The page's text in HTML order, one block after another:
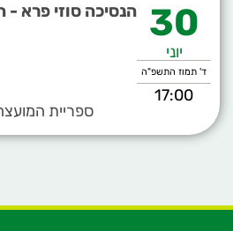
30
יוני
ד' תמוז התשפ"ה
17:00
הנסיכה סוזי פרא -
ספריית